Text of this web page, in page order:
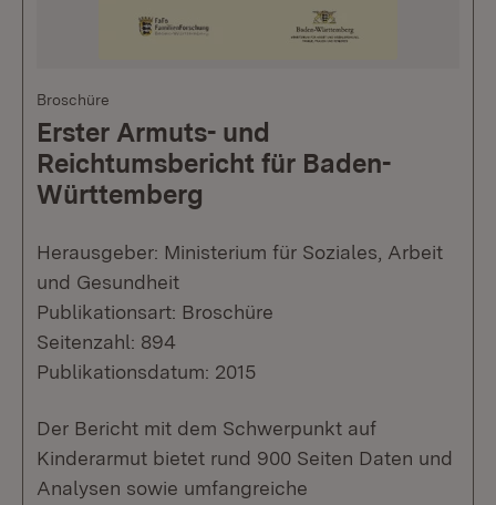
Broschüre
Erster Armuts- und
Reichtumsbericht für Baden-
Württemberg
Herausgeber: Ministerium für Soziales, Arbeit
und Gesundheit
Publikationsart: Broschüre
Seitenzahl: 894
Publikationsdatum: 2015
Der Bericht mit dem Schwerpunkt auf
Kinderarmut bietet rund 900 Seiten Daten und
Analysen sowie umfangreiche